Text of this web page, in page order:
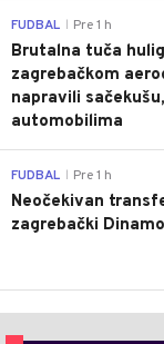
FUDBAL Pre 1 h
Brutalna tuča
zagrebačkom
napravili
automobilima
FUDBAL Pre 1 h
Neočekivan
zagrebački